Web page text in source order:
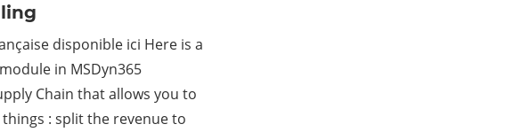
disponible ici Here is a
in MSDyn365
Chain that allows you to
: split the revenue to